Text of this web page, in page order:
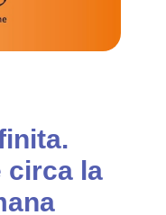
circa la